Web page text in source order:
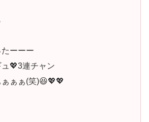
ーーー
💖3連チャン
ぁぁ(笑)😆💖💖